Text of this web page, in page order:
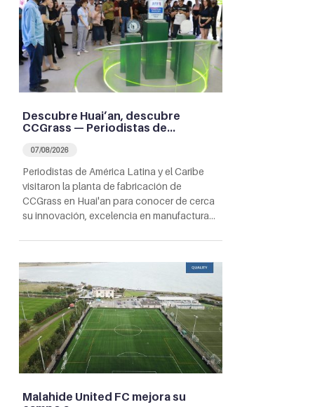
Descubre Huai’an, descubre
CCGrass — Periodistas de…
07/08/2026
Periodistas de América Latina y el Caribe
visitaron la planta de fabricación de
CCGrass en Huai'an para conocer de cerca
su innovación, excelencia en manufactura…
Malahide United FC mejora su